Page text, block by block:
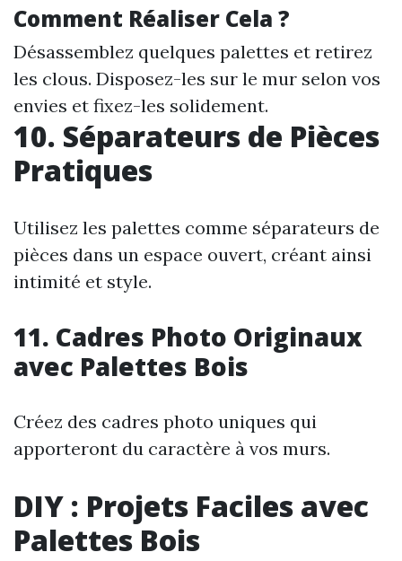
Comment Réaliser Cela ?
Désassemblez quelques palettes et retirez
les clous. Disposez-les sur le mur selon vos
envies et fixez-les solidement.
10. Séparateurs de Pièces
Pratiques
Utilisez les palettes comme séparateurs de
pièces dans un espace ouvert, créant ainsi
intimité et style.
11. Cadres Photo Originaux
avec Palettes Bois
Créez des cadres photo uniques qui
apporteront du caractère à vos murs.
DIY : Projets Faciles avec
Palettes Bois